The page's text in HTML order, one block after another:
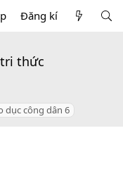
Đăng kí
tri thức
dục công dân 6